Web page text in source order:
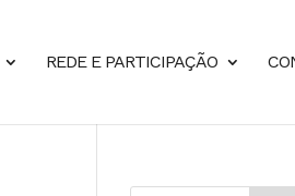
REDE E PARTICIPAÇÃO